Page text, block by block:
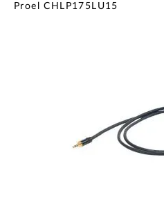
Proel CHLP175LU15